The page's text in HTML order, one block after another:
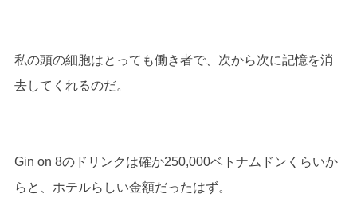
私の頭の細胞はとっても働き者で、次から次に記憶を消
去してくれるのだ。
Gin on 8のドリンクは確か250,000ベトナムドンくらいか
らと、ホテルらしい金額だったはず。